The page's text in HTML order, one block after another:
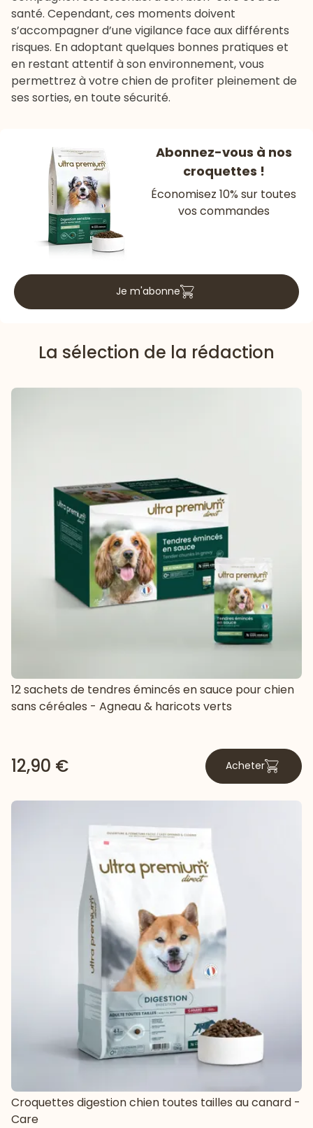
santé. Cependant, ces moments doivent
s’accompagner d’une vigilance face aux différents
risques. En adoptant quelques bonnes pratiques et
en restant attentif à son environnement, vous
permettrez à votre chien de profiter pleinement de
ses sorties, en toute sécurité.
Abonnez-vous à nos
croquettes !
Économisez 10% sur toutes
vos commandes
Je m'abonne
La sélection de la rédaction
12 sachets de tendres émincés en sauce pour chien
sans céréales - Agneau & haricots verts
12,90 € Acheter
Croquettes digestion chien toutes tailles au canard -
Care